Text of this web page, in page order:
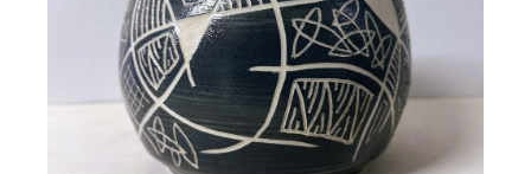
Vase noir et blanc IZZY
130,00€